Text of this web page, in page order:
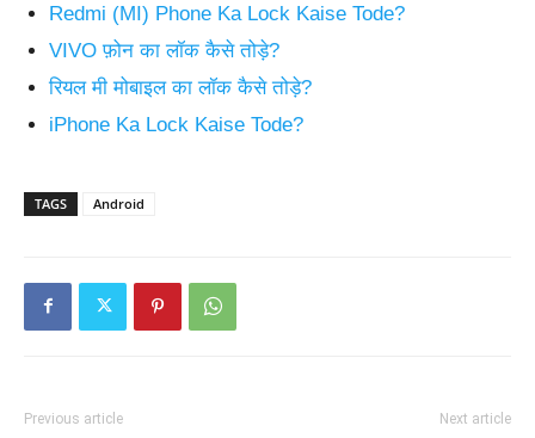
Redmi (MI) Phone Ka Lock Kaise Tode?
VIVO फ़ोन का लॉक कैसे तोड़े?
रियल मी मोबाइल का लॉक कैसे तोड़े?
iPhone Ka Lock Kaise Tode?
TAGS Android
Previous article Next article